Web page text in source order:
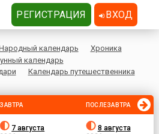
календарь
Хроника
календарь
Календарь путешественника
ЗАВТРА
7 августа
ПОСЛЕЗАВТРА
8 августа
РЕГИСТРАЦИЯ ВХОД